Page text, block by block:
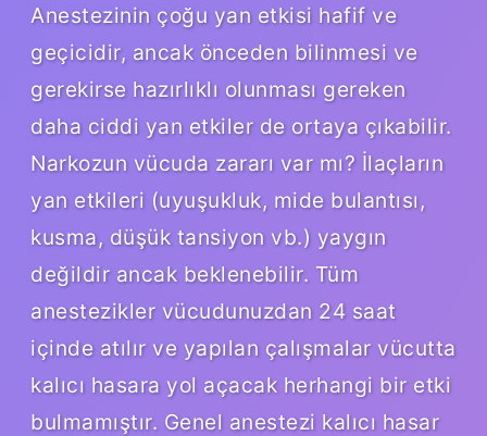
Anestezinin çoğu yan etkisi hafif ve
geçicidir, ancak önceden bilinmesi ve
gerekirse hazırlıklı olunması gereken
daha ciddi yan etkiler de ortaya çıkabilir.
Narkozun vücuda zararı var mı? İlaçların
yan etkileri (uyuşukluk, mide bulantısı,
kusma, düşük tansiyon vb.) yaygın
değildir ancak beklenebilir. Tüm
anestezikler vücudunuzdan 24 saat
içinde atılır ve yapılan çalışmalar vücutta
kalıcı hasara yol açacak herhangi bir etki
bulmamıştır. Genel anestezi kalıcı hasar